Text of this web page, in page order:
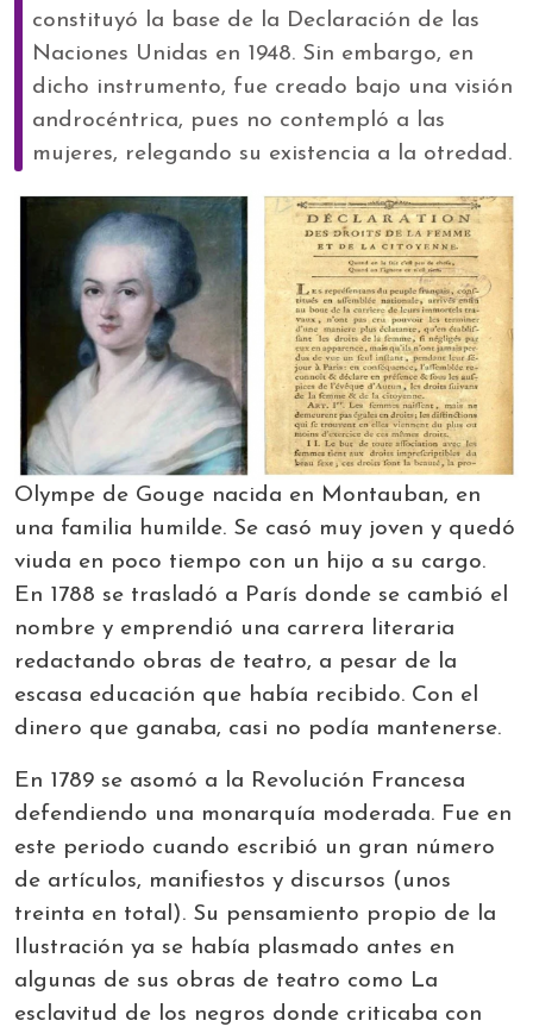
constituyó la base de la Declaración de las
Naciones Unidas en 1948. Sin embargo, en
dicho instrumento, fue creado bajo una visión
androcéntrica, pues no contempló a las
mujeres, relegando su existencia a la otredad.
Olympe de Gouge nacida en Montauban, en
una familia humilde. Se casó muy joven y quedó
viuda en poco tiempo con un hijo a su cargo.
En 1788 se trasladó a París donde se cambió el
nombre y emprendió una carrera literaria
redactando obras de teatro, a pesar de la
escasa educación que había recibido. Con el
dinero que ganaba, casi no podía mantenerse.
En 1789 se asomó a la Revolución Francesa
defendiendo una monarquía moderada. Fue en
este periodo cuando escribió un gran número
de artículos, manifiestos y discursos (unos
treinta en total). Su pensamiento propio de la
Ilustración ya se había plasmado antes en
algunas de sus obras de teatro como La
esclavitud de los negros donde criticaba con